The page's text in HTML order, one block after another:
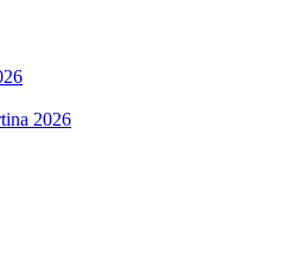
2026